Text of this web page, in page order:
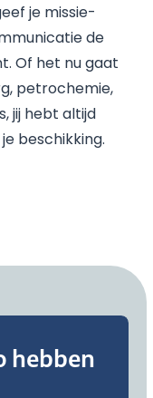
je missie-
de
Of het nu gaat
petrochemie,
jij hebt altijd
beschikking.
hebben